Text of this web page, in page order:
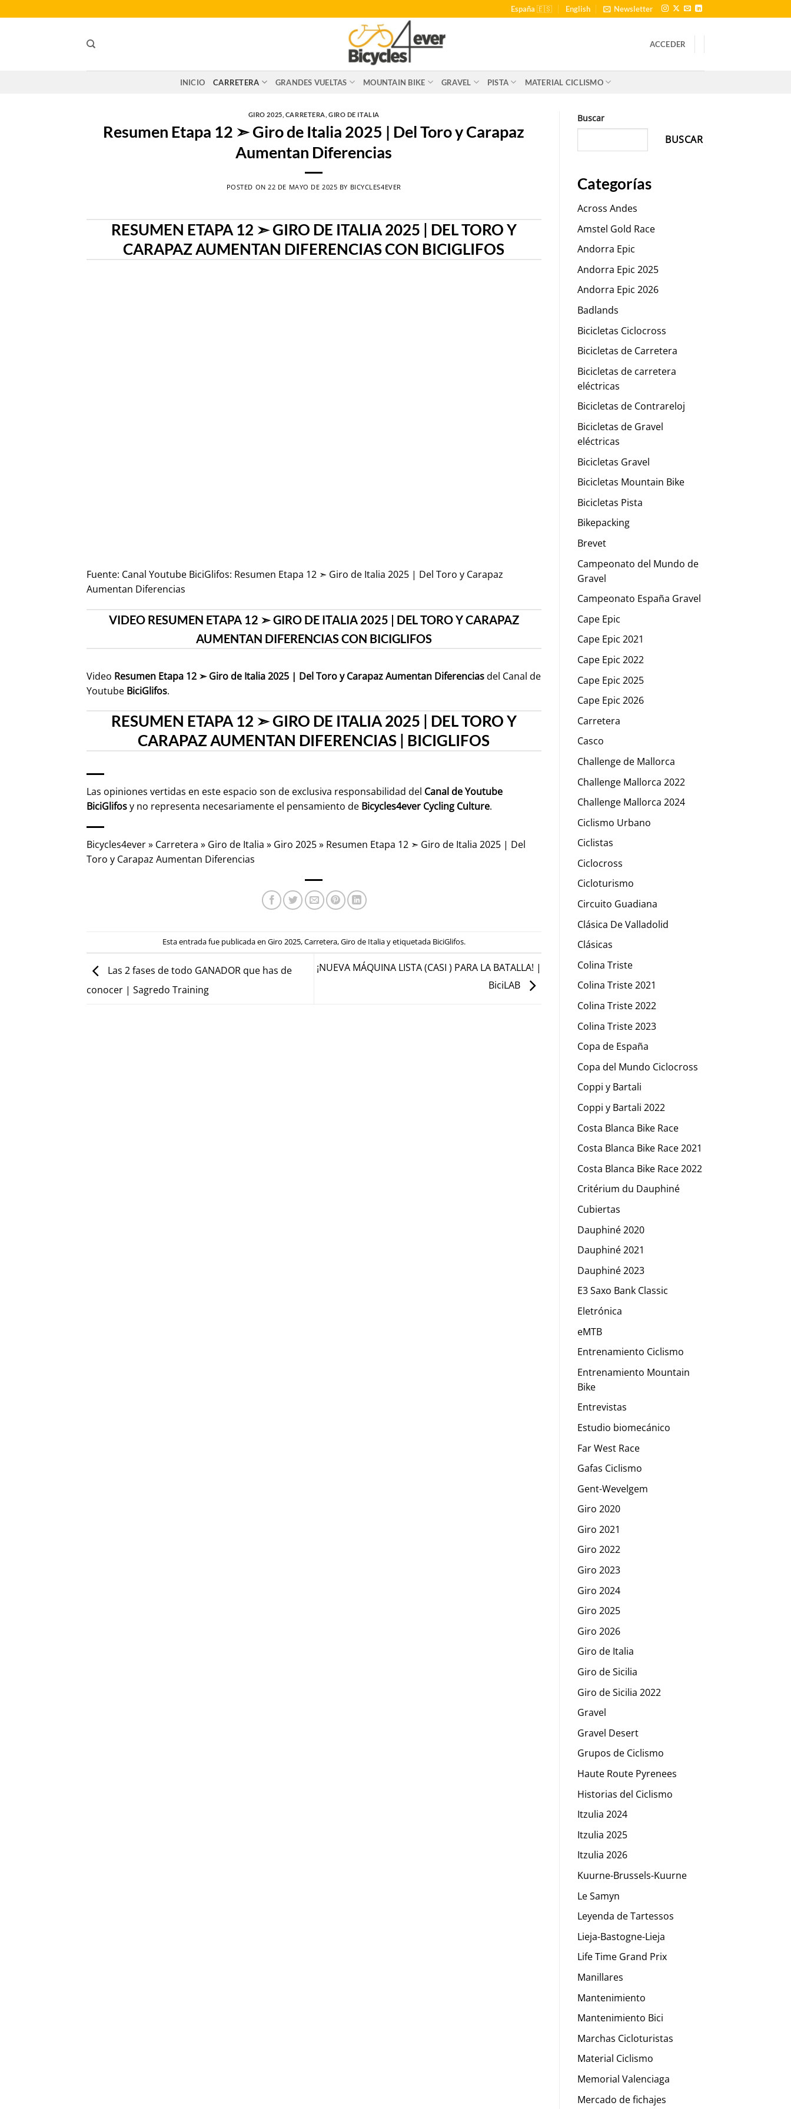
al
España 🇪🇸 English Newsletter
ACCEDER
INICIO CARRETERA GRANDES VUELTAS MOUNTAIN BIKE GRAVEL PISTA MATERIAL CICLISMO
GIRO 2025 CARRETERA GIRO DE ITALIA
Resumen Etapa 12 ➣ Giro de Italia 2025 | Del Toro y Carapaz
Aumentan Diferencias
POSTED ON 22 DE MAYO DE 2025 BY BICYCLES4EVER
RESUMEN ETAPA 12 ➣ GIRO DE ITALIA 2025 | DEL TORO Y
CARAPAZ AUMENTAN DIFERENCIAS CON BICIGLIFOS
Fuente: Canal Youtube BiciGlifos: Resumen Etapa 12 ➣ Giro de Italia 2025 | Del Toro y Carapaz
Aumentan Diferencias
VIDEO RESUMEN ETAPA 12 ➣ GIRO DE ITALIA 2025 | DEL TORO Y CARAPAZ
AUMENTAN DIFERENCIAS CON BICIGLIFOS
Video Resumen Etapa 12 ➣ Giro de Italia 2025 | Del Toro y Carapaz Aumentan Diferenciasdel Canal de
Youtube BiciGlifos.
RESUMEN ETAPA 12 ➣ GIRO DE ITALIA 2025 | DEL TORO Y
CARAPAZ AUMENTAN DIFERENCIAS | BICIGLIFOS
Las opiniones vertidas en este espacio son de exclusiva responsabilidad del Canal de Youtube
BiciGlifosy no representa necesariamente el pensamiento de Bicycles4ever Cycling Culture.
Bicycles4ever» Carretera » Giro de Italia » Giro 2025» Resumen Etapa 12 ➣ Giro de Italia 2025 | Del
Toro y Carapaz Aumentan Diferencias
Esta entrada fue publicada en Giro 2025,Carretera,Giro de Italiay etiquetada BiciGlifos.
Las 2 fases de todo GANADOR que has de
conocer | Sagredo Training
¡NUEVA MÁQUINA LISTA (CASI ) PARA LA BATALLA! |
BiciLAB
Buscar
BUSCAR
Categorías
Across Andes
Amstel Gold Race
Andorra Epic
Andorra Epic 2025
Andorra Epic 2026
Badlands
Bicicletas Ciclocross
Bicicletas de Carretera
Bicicletas de carretera
eléctricas
Bicicletas de Contrareloj
Bicicletas de Gravel
eléctricas
Bicicletas Gravel
Bicicletas Mountain Bike
Bicicletas Pista
Bikepacking
Brevet
Campeonato del Mundo de
Gravel
Campeonato España Gravel
Cape Epic
Cape Epic 2021
Cape Epic 2022
Cape Epic 2025
Cape Epic 2026
Carretera
Casco
Challenge de Mallorca
Challenge Mallorca 2022
Challenge Mallorca 2024
Ciclismo Urbano
Ciclistas
Ciclocross
Cicloturismo
Circuito Guadiana
Clásica De Valladolid
Clásicas
Colina Triste
Colina Triste 2021
Colina Triste 2022
Colina Triste 2023
Copa de España
Copa del Mundo Ciclocross
Coppi y Bartali
Coppi y Bartali 2022
Costa Blanca Bike Race
Costa Blanca Bike Race 2021
Costa Blanca Bike Race 2022
Critérium du Dauphiné
Cubiertas
Dauphiné 2020
Dauphiné 2021
Dauphiné 2023
E3 Saxo Bank Classic
Eletrónica
eMTB
Entrenamiento Ciclismo
Entrenamiento Mountain
Bike
Entrevistas
Estudio biomecánico
Far West Race
Gafas Ciclismo
Gent-Wevelgem
Giro 2020
Giro 2021
Giro 2022
Giro 2023
Giro 2024
Giro 2025
Giro 2026
Giro de Italia
Giro de Sicilia
Giro de Sicilia 2022
Gravel
Gravel Desert
Grupos de Ciclismo
Haute Route Pyrenees
Historias del Ciclismo
Itzulia 2024
Itzulia 2025
Itzulia 2026
Kuurne-Brussels-Kuurne
Le Samyn
Leyenda de Tartessos
Lieja-Bastogne-Lieja
Life Time Grand Prix
Manillares
Mantenimiento
Mantenimiento Bici
Marchas Cicloturistas
Material Ciclismo
Memorial Valenciaga
Mercado de fichajes